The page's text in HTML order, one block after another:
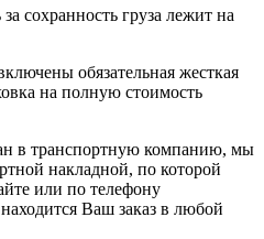
сохранность груза лежит на
обязательная жесткая
на полную стоимость
в транспортную компанию, мы
накладной, по которой
или по телефону
Ваш заказ в любой